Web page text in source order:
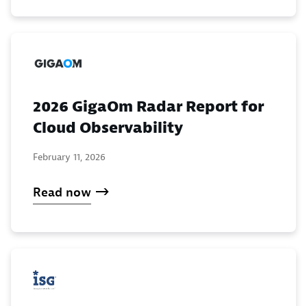
2026 GigaOm Radar Report for
Cloud Observability
February 11, 2026
Read now